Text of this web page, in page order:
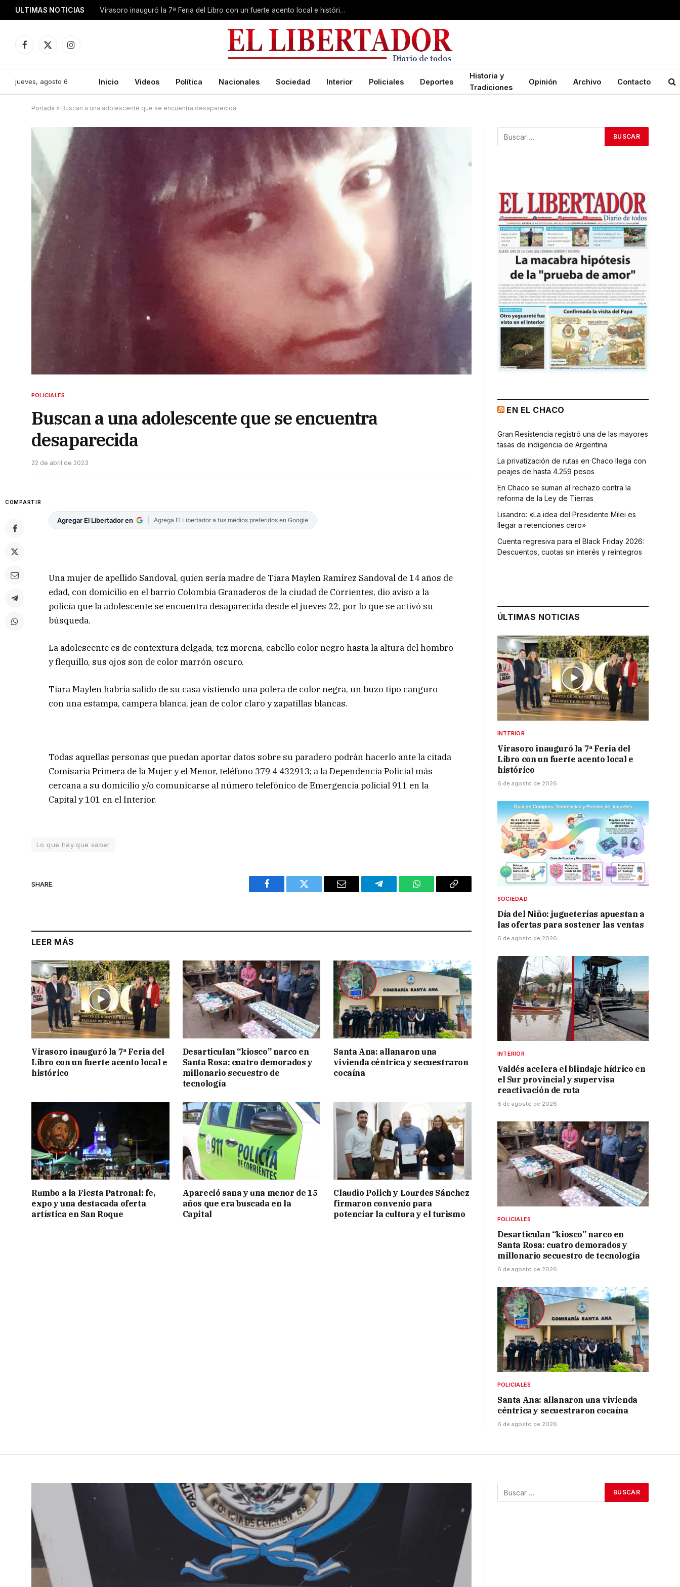
ULTIMAS NOTICIAS Virasoro inauguró la 7ª Feria del Libro con un fuerte acento local e histórico
Facebook
X
Instagram
jueves, agosto 6 Inicio Videos Política Nacionales Sociedad Interior Policiales Deportes
Historia y
Tradiciones
Opinión Archivo Contacto
Portada » Buscan a una adolescente que se encuentra desaparecida
POLICIALES
Buscan a una adolescente que se encuentra
desaparecida
22 de abril de 2023
COMPARTIR
Agregar El Libertador en Agrega El Libertador a tus medios preferidos en Google
Una mujer de apellido Sandoval, quien sería madre de Tiara Maylen Ramírez Sandoval de 14 años de
edad, con domicilio en el barrio Colombia Granaderos de la ciudad de Corrientes, dio aviso a la
policía que la adolescente se encuentra desaparecida desde el jueves 22, por lo que se activó su
búsqueda.
La adolescente es de contextura delgada, tez morena, cabello color negro hasta la altura del hombro
y flequillo, sus ojos son de color marrón oscuro.
Tiara Maylen habría salido de su casa vistiendo una polera de color negra, un buzo tipo canguro
con una estampa, campera blanca, jean de color claro y zapatillas blancas.
Todas aquellas personas que puedan aportar datos sobre su paradero podrán hacerlo ante la citada
Comisaría Primera de la Mujer y el Menor, teléfono 379 4 432913; a la Dependencia Policial más
cercana a su domicilio y/o comunicarse al número telefónico de Emergencia policial 911 en la
Capital y 101 en el Interior.
Lo que hay que saber
SHARE.
Facebook Twitter Email Telegram WhatsAppCopy
LEER MÁS
Virasoro inauguró la 7ª Feria del
Libro con un fuerte acento local e
histórico
Desarticulan “kiosco” narco en
Santa Rosa: cuatro demorados y
millonario secuestro de
tecnología
Santa Ana: allanaron una
vivienda céntrica y secuestraron
cocaína
Rumbo a la Fiesta Patronal: fe,
expo y una destacada oferta
artística en San Roque
Apareció sana y una menor de 15
años que era buscada en la
Capital
Claudio Polich y Lourdes Sánchez
firmaron convenio para
potenciar la cultura y el turismo
EN EL CHACO
Gran Resistencia registró una de las mayores
tasas de indigencia de Argentina
La privatización de rutas en Chaco llega con
peajes de hasta 4.259 pesos
En Chaco se suman al rechazo contra la
reforma de la Ley de Tierras
Lisandro: «La idea del Presidente Milei es
llegar a retenciones cero»
Cuenta regresiva para el Black Friday 2026:
Descuentos, cuotas sin interés y reintegros
ÚLTIMAS NOTICIAS
INTERIOR
Virasoro inauguró la 7ª Feria del
Libro con un fuerte acento local e
histórico
6 de agosto de 2026
SOCIEDAD
Día del Niño: jugueterías apuestan a
las ofertas para sostener las ventas
6 de agosto de 2026
INTERIOR
Valdés acelera el blindaje hídrico en
el Sur provincial y supervisa
reactivación de ruta
6 de agosto de 2026
POLICIALES
Desarticulan “kiosco” narco en
Santa Rosa: cuatro demorados y
millonario secuestro de tecnología
6 de agosto de 2026
POLICIALES
Santa Ana: allanaron una vivienda
céntrica y secuestraron cocaína
6 de agosto de 2026